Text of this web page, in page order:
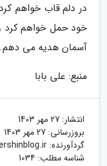
در دلم قاب خواهم
خود حمل خواهم کرد
آسمان هدیه می دهم.
منبع: علی بابا
انتشار: 27 مهر 1403
بروزرسانی: 27 مهر 1403
گردآورنده:
شناسه مطلب: 1034